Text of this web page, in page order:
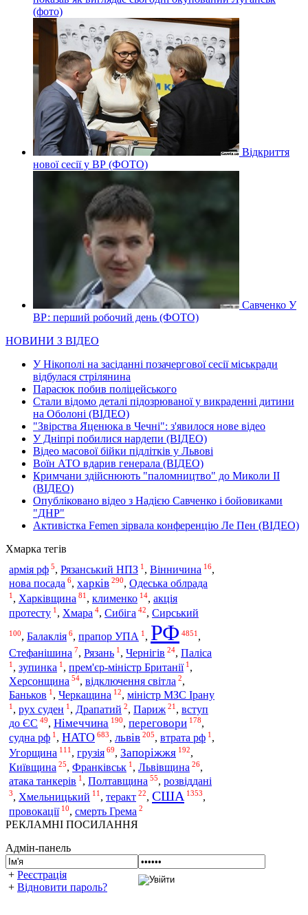
(фото)
Відкриття
нової сесії у ВР (ФОТО)
Савченко У
ВР: перший робочий день (ФОТО)
НОВИНИ З ВІДЕО
У Нікополі на засіданні позачергової сесії міськради
відбулася стрілянина
Парасюк побив поліцейського
Стали відомо деталі підозрюваної у викраденні дитини
на Оболоні (ВІДЕО)
"Звірства Яценюка в Чечні": з'явилося нове відео
У Дніпрі побилися нардепи (ВІДЕО)
Відео масової бійки підлітків у Львові
Воїн АТО вдарив генерала (ВІДЕО)
Кримчани здійснюють "паломництво" до Миколи ІІ
(ВІДЕО)
Опубліковано відео з Надією Савченко і бойовиками
"ДНР"
Активістка Femen зірвала конференцію Ле Пен (ВІДЕО)
Хмарка тегів
армія рф 5, Рязанський НПЗ 1 , Вінничина 16,
нова посада 6, харків 290, Одеська облрада
1 , Харківщина 81 , клименко 14, акція
протесту 1 , Хмара 4, Сибіга 42, Сирський
100, Балаклія 6, прапор УПА 1 , РФ 4851 ,
Стефанішина 7, Рязань 1 , Чернігів 24, Паліса
1 , зупинка 1 , прем'єр-міністр Британії 1 ,
Херсонщина 54, відключення світла 2,
Баньков 1 , Черкащина 12, міністр МЗС Ірану
1 , рух суден 1 , Драпатий 2, Париж 21 , вступ
до ЄС 49, Німеччина 190, переговори 178,
судна рф 1 , НАТО 683, львів 205, втрата рф 1 ,
Угорщина 111 , грузія 69, Запоріжжя 192,
Київщина 25, Франківськ 1 , Львівщина 26,
атака танкерів 1 , Полтавщина 55, розвіддані
3, Хмельницький 11 , теракт 22, США 1353,
провокації 10, смерть Грема 2
РЕКЛАМНІ ПОСИЛАННЯ
Адмін-панель
+ Реєстрація
+ Відновити пароль?